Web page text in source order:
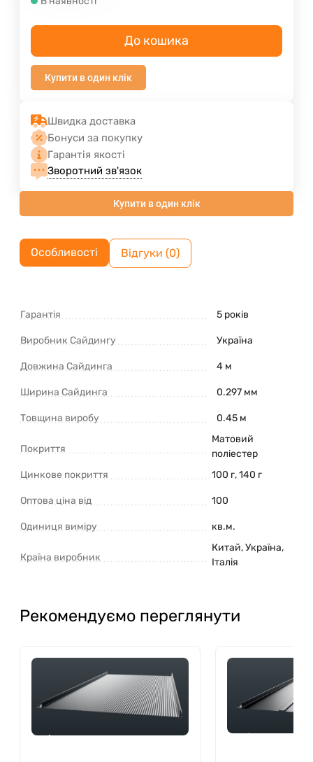
До кошика
Купити в один клік
Швидка доставка
Бонуси за покупку
Гарантія якості
Зворотний зв'язок
Купити в один клік
Особливості Відгуки (0)
Гарантія 5 років
Виробник Сайдингу Україна
Довжина Сайдинга 4 м
Ширина Сайдинга 0.297 мм
Товщина виробу 0.45 м
Покриття
Матовий
поліестер
Цинкове покриття
100 г, 140 г
Оптова ціна від 100
Одиниця виміру кв.м.
Країна виробник
Китай, Україна,
Італія
Рекомендуємо переглянути